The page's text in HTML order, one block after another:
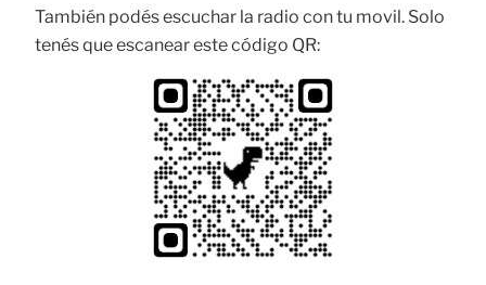
También podés escuchar la radio con tu movil. Solo
tenés que escanear este código QR: